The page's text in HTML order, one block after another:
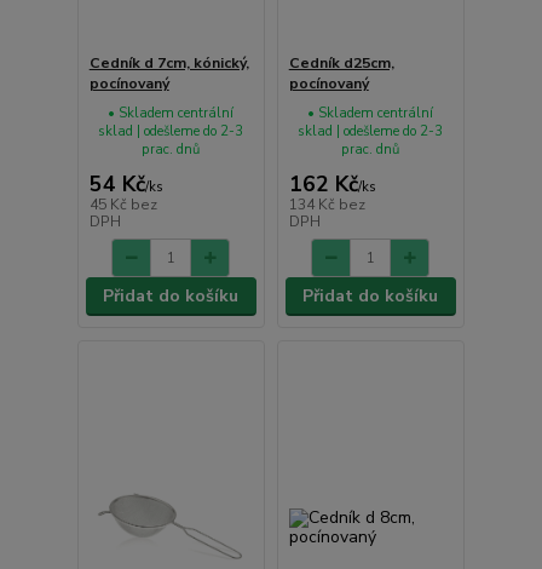
Cedník d 7cm, kónický,
pocínovaný
54 Kč/ks
45 Kč bez
DPH
• Skladem centrální
sklad | odešleme do 2-3
prac. dnů
Přidat do košíku
Cedník d25cm,
pocínovaný
162 Kč/ks
134 Kč bez
DPH
• Skladem centrální
sklad | odešleme do 2-3
prac. dnů
Přidat do košíku